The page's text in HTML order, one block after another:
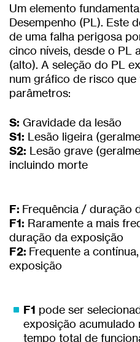
Um elemento
Desempenho (PL). Este
de uma falha perigosa
cinco níveis, desde o PL
(alto). A seleção do PL
num gráfico de risco
parâmetros:
S: Gravidade da lesão
S1: Lesão ligeira
S2: Lesão grave
incluindo morte
F: Frequência / duração
F1: Raramente a mais
duração da exposição
F2: Frequente a
exposição
F1 pode ser
exposição acumulado
tempo total de